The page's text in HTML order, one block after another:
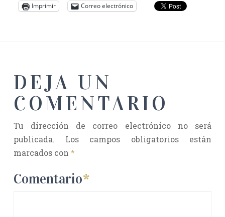
Imprimir Correo electrónico
DEJA UN
COMENTARIO
Tu dirección de correo electrónico no será
publicada.
Los campos obligatorios están
marcados con *
Comentario*